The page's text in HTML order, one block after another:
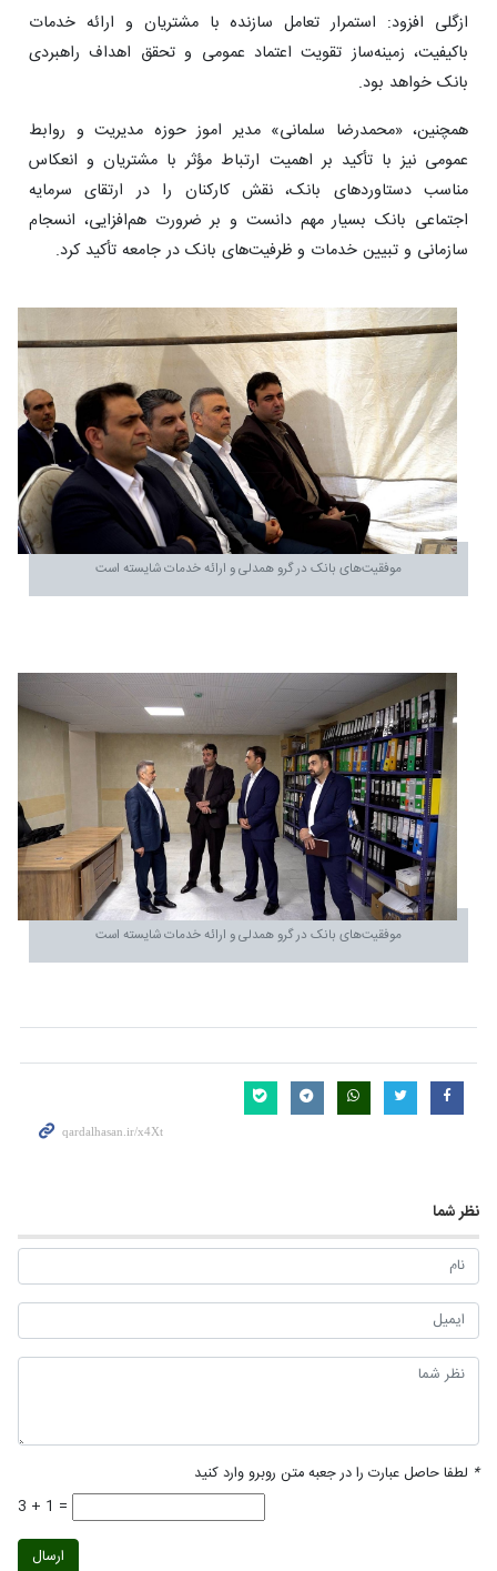
ازگلی افزود: استمرار تعامل سازنده با مشتریان و ارائه خدمات
باکیفیت، زمینه‌ساز تقویت اعتماد عمومی و تحقق اهداف راهبردی
بانک خواهد بود.
همچنین، «محمدرضا سلمانی» مدیر اموز حوزه مدیریت و روابط
‌عمومی نیز با تأکید بر اهمیت ارتباط مؤثر با مشتریان و انعکاس
مناسب دستاوردهای بانک، نقش کارکنان را در ارتقای سرمایه
اجتماعی بانک بسیار مهم دانست و بر ضرورت هم‌افزایی، انسجام
سازمانی و تبیین خدمات و ظرفیت‌های بانک در جامعه تأکید کرد.
موفقیت‌های بانک در گرو همدلی و ارائه خدمات شایسته است
موفقیت‌های بانک در گرو همدلی و ارائه خدمات شایسته است
نظر شما
* لطفا حاصل عبارت را در جعبه متن روبرو وارد کنید
3 + 1 =
ارسال